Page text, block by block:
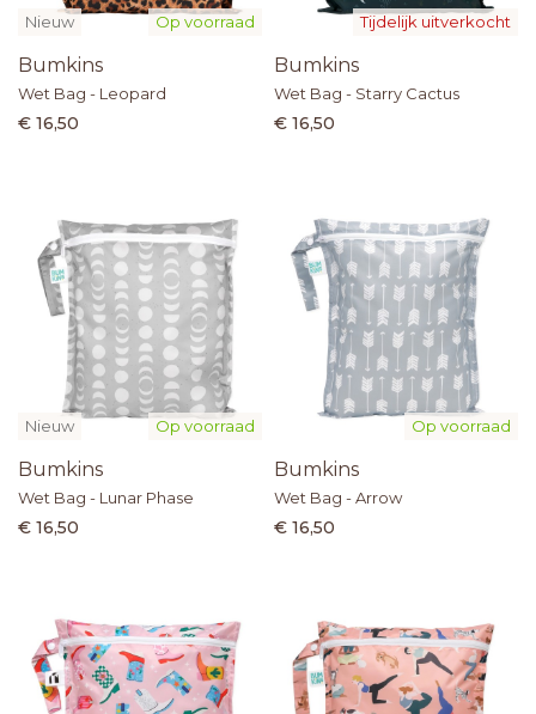
Op voorraad
Nieuw
Bumkins
Wet Bag - Leopard
€ 16,50
Tijdelijk uitverkocht
Bumkins
Wet Bag - Starry Cactus
€ 16,50
Op voorraad
Nieuw
Bumkins
Wet Bag - Lunar Phase
€ 16,50
Op voorraad
Bumkins
Wet Bag - Arrow
€ 16,50